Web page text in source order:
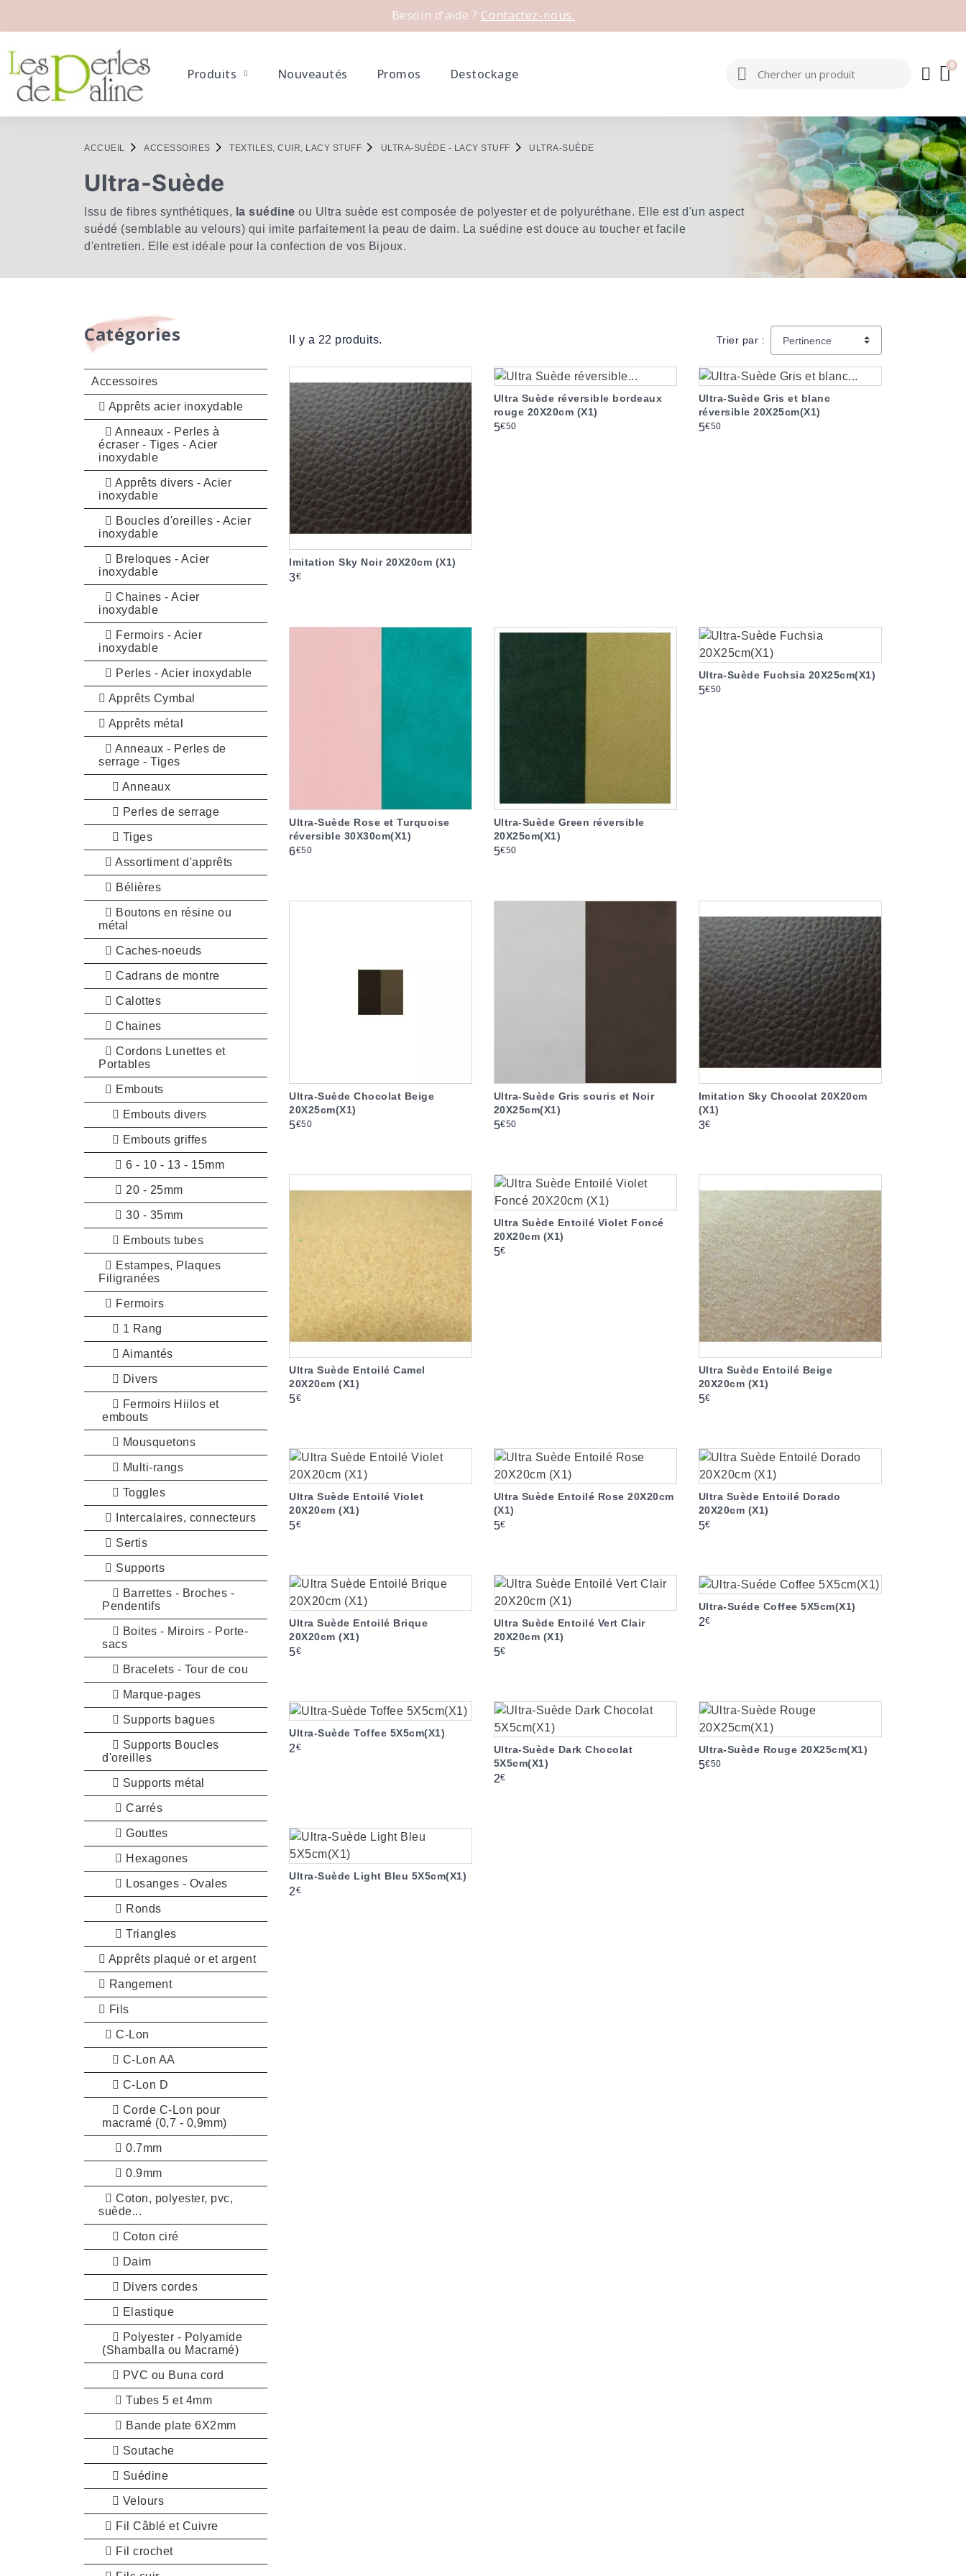
Besoin d'aide ? Contactez-nous.
Produits Nouveautés Promos Destockage
ACCUEIL ACCESSOIRES TEXTILES, CUIR, LACY STUFF ULTRA-SUÈDE - LACY STUFF ULTRA-SUÈDE
Ultra-Suède
Issu de fibres synthétiques, la suédine ou Ultra suède est composée de polyester et de polyuréthane. Elle est d'un aspect
suédé (semblable au velours) qui imite parfaitement la peau de daim. La suédine est douce au toucher et facile
d'entretien. Elle est idéale pour la confection de vos Bijoux.
Catégories
Accessoires
Apprêts acier inoxydable
Anneaux - Perles à
écraser - Tiges - Acier
inoxydable
Apprêts divers - Acier
inoxydable
Boucles d'oreilles - Acier
inoxydable
Breloques - Acier
inoxydable
Chaines - Acier
inoxydable
Fermoirs - Acier
inoxydable
Perles - Acier inoxydable
Apprêts Cymbal
Apprêts métal
Anneaux - Perles de
serrage - Tiges
Anneaux
Perles de serrage
Tiges
Assortiment d'apprêts
Bélières
Boutons en résine ou
métal
Caches-noeuds
Cadrans de montre
Calottes
Chaines
Cordons Lunettes et
Portables
Embouts
Embouts divers
Embouts griffes
6 - 10 - 13 - 15mm
20 - 25mm
30 - 35mm
Embouts tubes
Estampes, Plaques
Filigranées
Fermoirs
1 Rang
Aimantés
Divers
Fermoirs Hiilos et
embouts
Mousquetons
Multi-rangs
Toggles
Intercalaires, connecteurs
Sertis
Supports
Barrettes - Broches -
Pendentifs
Boites - Miroirs - Porte-
sacs
Bracelets - Tour de cou
Marque-pages
Supports bagues
Supports Boucles
d'oreilles
Supports métal
Carrés
Gouttes
Hexagones
Losanges - Ovales
Ronds
Triangles
Apprêts plaqué or et argent
Rangement
Fils
C-Lon
C-Lon AA
C-Lon D
Corde C-Lon pour
macramé (0,7 - 0,9mm)
0.7mm
0.9mm
Coton, polyester, pvc,
suède...
Coton ciré
Daim
Divers cordes
Elastique
Polyester - Polyamide
(Shamballa ou Macramé)
PVC ou Buna cord
Tubes 5 et 4mm
Bande plate 6X2mm
Soutache
Suédine
Velours
Fil Câblé et Cuivre
Fil crochet
Il y a 22 produits. Trier par :
Imitation Sky Noir 20X20cm (X1)
Prix
3€
Ultra Suède réversible bordeaux
rouge 20X20cm (X1)
Prix
5€50
Ultra-Suède Gris et blanc
réversible 20X25cm(X1)
Prix
5€50
Ultra-Suède Rose et Turquoise
réversible 30X30cm(X1)
Prix
6€50
Ultra-Suède Green réversible
20X25cm(X1)
Prix
5€50
Ultra-Suède Fuchsia 20X25cm(X1)
Prix
5€50
Ultra-Suède Chocolat Beige
20X25cm(X1)
Prix
5€50
Ultra-Suède Gris souris et Noir
20X25cm(X1)
Prix
5€50
Imitation Sky Chocolat 20X20cm
(X1)
Prix
3€
Ultra Suède Entoilé Camel
20X20cm (X1)
Prix
5€
Ultra Suède Entoilé Violet Foncé
20X20cm (X1)
Prix
5€
Ultra Suède Entoilé Beige
20X20cm (X1)
Prix
5€
Ultra Suède Entoilé Violet
20X20cm (X1)
Prix
5€
Ultra Suède Entoilé Rose 20X20cm
(X1)
Prix
5€
Ultra Suède Entoilé Dorado
20X20cm (X1)
Prix
5€
Ultra Suède Entoilé Brique
20X20cm (X1)
Prix
5€
Ultra Suède Entoilé Vert Clair
20X20cm (X1)
Prix
5€
Ultra-Suéde Coffee 5X5cm(X1)
Prix
2€
Ultra-Suède Toffee 5X5cm(X1)
Prix
2€
Ultra-Suède Dark Chocolat
5X5cm(X1)
Prix
2€
Ultra-Suède Rouge 20X25cm(X1)
Prix
5€50
Ultra-Suède Light Bleu 5X5cm(X1)
Prix
2€